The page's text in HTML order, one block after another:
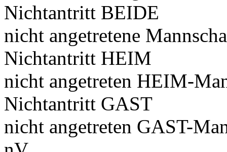
Nichtantritt BEIDE
nicht angetretene
Nichtantritt HEIM
nicht angetreten HEIM-
Nichtantritt GAST
nicht angetreten GAST-